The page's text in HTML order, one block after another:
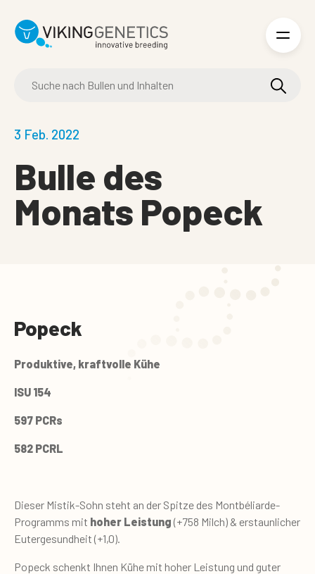
3 Feb. 2022
Bulle des
Monats Popeck
Popeck
Produktive, kraftvolle Kühe
ISU 154
597 PCRs
582 PCRL
Dieser Mistik-Sohn steht an der Spitze des Montbéliarde-
Programms mit hoher Leistung (+758 Milch) & erstaunlicher
Eutergesundheit (+1,0).
Popeck schenkt Ihnen Kühe mit hoher Leistung und guter